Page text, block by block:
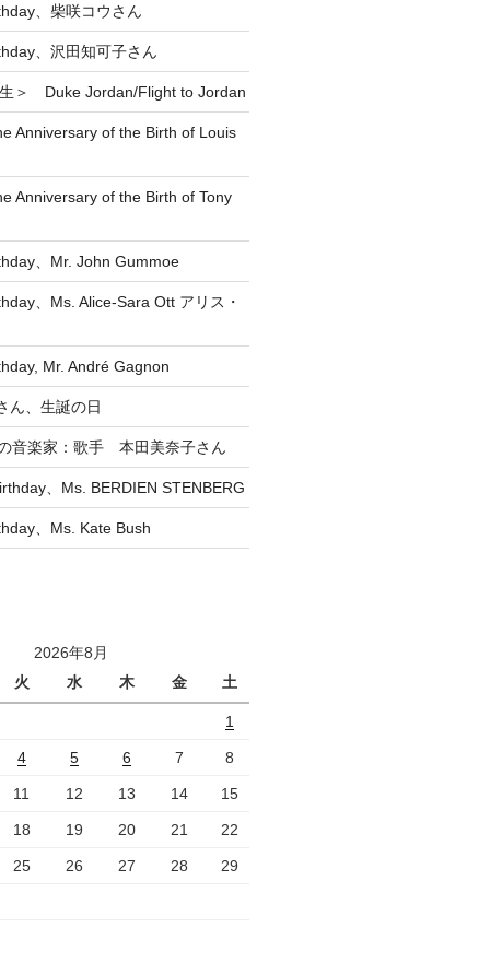
、柴咲コウさん
、沢田知可子さん
＞ Duke Jordan/Flight to Jordan
Anniversary of the Birth of Louis
Anniversary of the Birth of Tony
、Mr. John Gummoe
、Ms. Alice-Sara Ott アリス・
Mr. André Gagnon
ん、生誕の日
音楽家：歌手 本田美奈子さん
、Ms. BERDIEN STENBERG
、Ms. Kate Bush
2026年8月
火
水 木 金 土
1
4 5 6 7 8
11 12 13 14 15
18 19 20 21 22
25 26 27 28 29